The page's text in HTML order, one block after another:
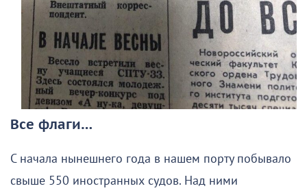
Все флаги…
С начала нынешнего года в нашем порту побывало
свыше 550 иностранных судов. Над ними